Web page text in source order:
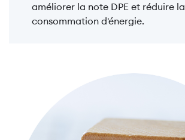
améliorer la note DPE et réduire la
consommation d'énergie.